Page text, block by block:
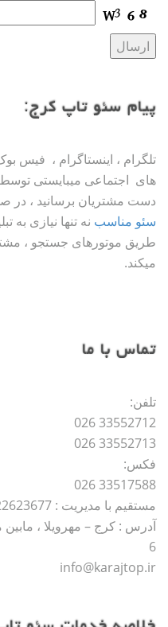
پیام سئو تاپ کرج:
تلگرام ، اینستاگرام ، فیس
های اجتماعی میبایستی توسط
دست مشتریان برسانید ، در
سئو مناسب نه تنها نیازی به
طریق موتورهای جستجو ،
میکند.
تماس با ما
تلفن:
33552712 026
33552713 026
فکس:
33517588 026
مستقیم با مدیریت : 09122623677
آدرس : کرج – مهرویلا ، مابین
6
info@karajtop.ir